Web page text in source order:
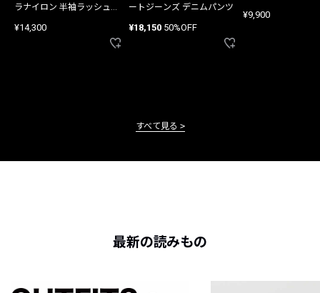
ラナイロン 半袖ラッシュガ
¥14,300
ートジーンズ デニムパンツ
¥18,150 50%OFF
¥9,900
すべて見る
最新の読みもの